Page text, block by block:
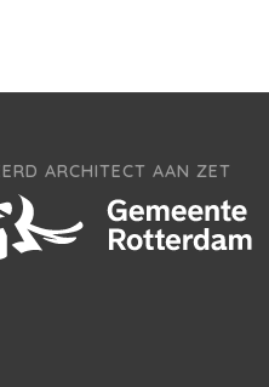
ARCHITECT AAN ZET